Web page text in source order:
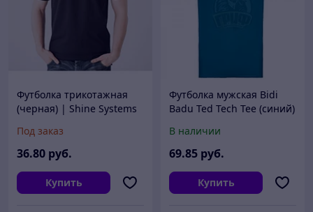
Футболка трикотажная
(черная) | Shine Systems
Под заказ
36.80 руб.
Купить
Футболка мужская Bidi
Badu Ted Tech Tee (синий)
В наличии
69.85 руб.
Купить